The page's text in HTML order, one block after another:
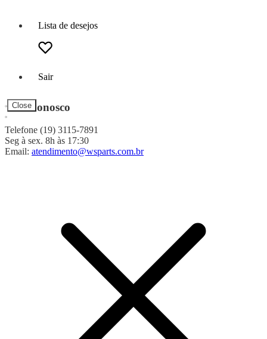
Lista de desejos
Sair
Close
Fale Conosco
Telefone (19) 3115-7891
Seg à sex. 8h às 17:30
Email: atendimento@wsparts.com.br